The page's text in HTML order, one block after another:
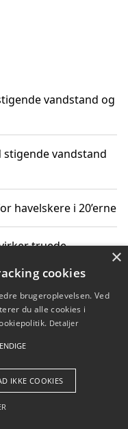
vandstand og
vandstand
havelskere i 20’erne
truede
til
Aps
×
cookies
brugeroplevelsen. Ved
du alle cookies i
Detaljer
IKKE COOKIES